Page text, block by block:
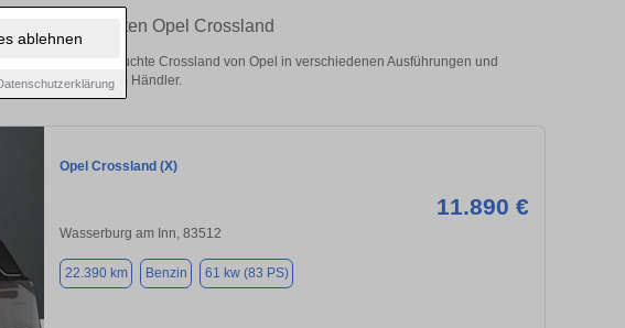
ablehnen
Ihren gebrauchten Opel Crossland
Sie gebrauchte Crossland von Opel in verschiedenen Ausführungen und
von privat und vom Händler.
Opel Crossland (X)
11.890 €
Wasserburg am Inn, 83512
22.390 km Benzin 61 kw (83 PS)